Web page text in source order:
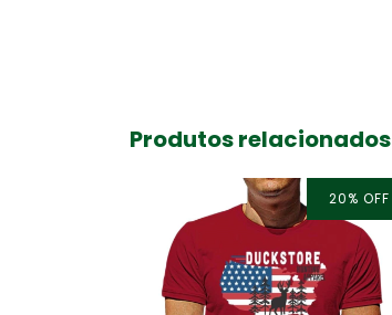
Produtos relacionados
20% OFF